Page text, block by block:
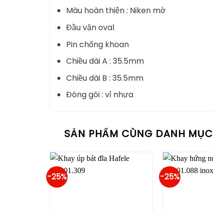
Màu hoàn thiện : Niken mờ
Đầu vặn oval
Pin chống khoan
Chiều dài A : 35.5mm
Chiều dài B : 35.5mm
Đóng gói : vỉ nhựa
SẢN PHẨM CÙNG DANH MỤC
-25% -25%